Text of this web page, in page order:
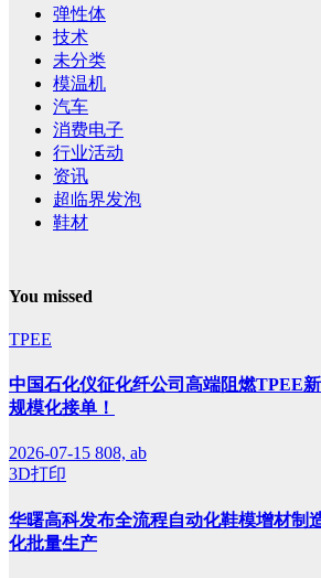
弹性体
技术
未分类
模温机
汽车
消费电子
行业活动
资讯
超临界发泡
鞋材
You missed
TPEE
中国石化仪征化纤公司高端阻燃TPEE
规模化接单！
2026-07-15 808, ab
3D打印
华曙高科发布全流程自动化鞋模增材制
化批量生产